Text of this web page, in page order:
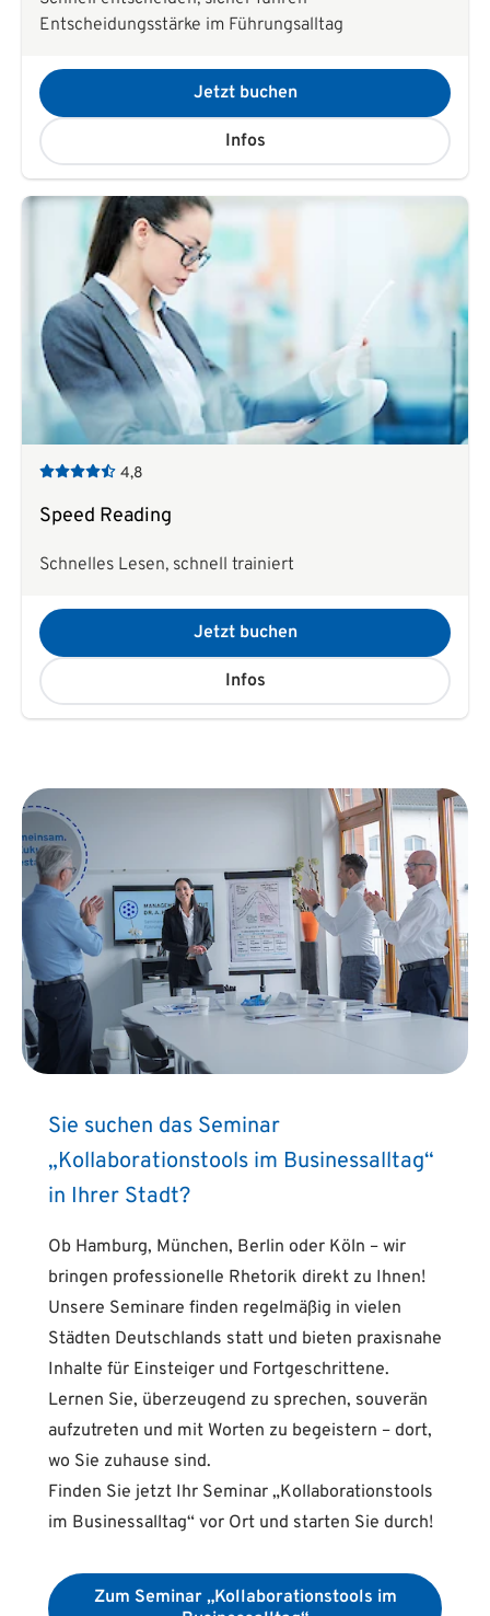
Entscheidungsstärke im Führungsalltag
Jetzt buchen
Infos
4,8
Speed Reading
Schnelles Lesen, schnell trainiert
Jetzt buchen
Infos
Sie suchen das Seminar
„Kollaborationstools im Businessalltag“
in Ihrer Stadt?
Ob Hamburg, München, Berlin oder Köln – wir
bringen professionelle Rhetorik direkt zu Ihnen!
Unsere Seminare finden regelmäßig in vielen
Städten Deutschlands statt und bieten praxisnahe
Inhalte für Einsteiger und Fortgeschrittene.
Lernen Sie, überzeugend zu sprechen, souverän
aufzutreten und mit Worten zu begeistern – dort,
wo Sie zuhause sind.
Finden Sie jetzt Ihr Seminar „Kollaborationstools
im Businessalltag“ vor Ort und starten Sie durch!
Zum Seminar „Kollaborationstools im